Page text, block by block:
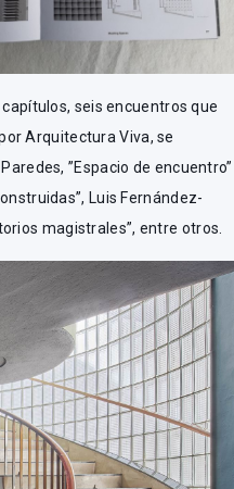
seis encuentros que
Arquitectura Viva, se
”Espacio de encuentro”
Luis Fernández-
magistrales”, entre otros.